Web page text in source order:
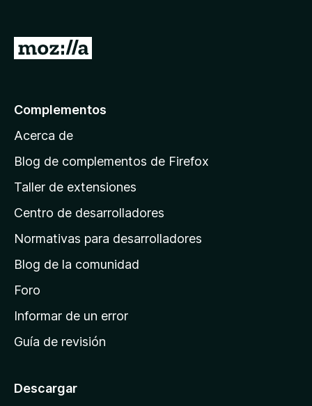
p
á
n
a
e
i
n
c
o
Complementos
Acerca de
Blog de complementos de Firefox
Taller de extensiones
Centro de desarrolladores
Normativas para desarrolladores
Blog de la comunidad
Foro
Informar de un error
Guía de revisión
Descargar